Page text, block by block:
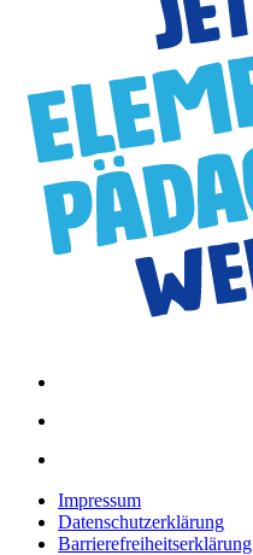
Impressum
Datenschutzerklärung
Barrierefreiheitserklärung